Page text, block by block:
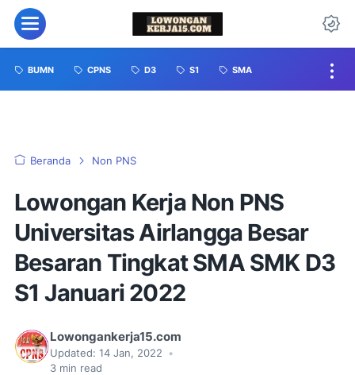
BUMN CPNS D3 S1 SMA
Beranda Non PNS
Lowongan Kerja Non PNS
Universitas Airlangga Besar
Besaran Tingkat SMA SMK D3
S1 Januari 2022
Lowongankerja15.com
Updated: 14 Jan, 2022
•
3 min read